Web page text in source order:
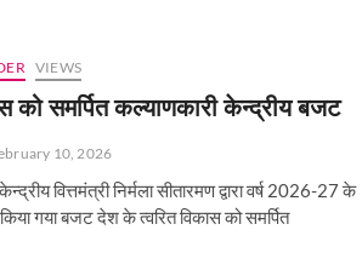
VIEWS
को समर्पित कल्याणकारी केन्‍द्रीय बजट
10, 2026
वित्तमंत्री निर्मला सीतारमण द्वारा वर्ष 2026-27 के
गया बजट देश के त्वरित विकास को समर्पित